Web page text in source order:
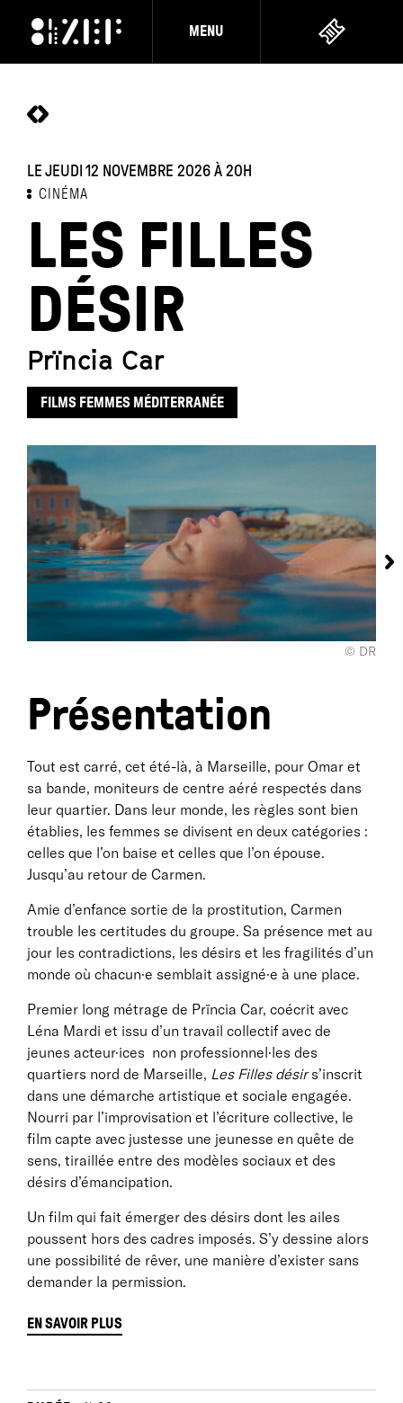
MENU
LE JEUDI 12 NOVEMBRE 2026 À 20H
CINÉMA
LES FILLES
DÉSIR
Prïncia Car
FILMS FEMMES MÉDITERRANÉE
© DR
Présentation
Tout est carré, cet été-là, à Marseille, pour Omar et
sa bande, moniteurs de centre aéré respectés dans
leur quartier. Dans leur monde, les règles sont bien
établies, les femmes se divisent en deux catégories :
celles que l’on baise et celles que l’on épouse.
Jusqu’au retour de Carmen.
Amie d’enfance sortie de la prostitution, Carmen
trouble les certitudes du groupe. Sa présence met au
jour les contradictions, les désirs et les fragilités d’un
monde où chacun·e semblait assigné·e à une place.
Premier long métrage de Prïncia Car, coécrit avec
Léna Mardi et issu d’un travail collectif avec de
jeunes acteur·ices non professionnel·les des
quartiers nord de Marseille, Les Filles désirs’inscrit
dans une démarche artistique et sociale engagée.
Nourri par l’improvisation et l’écriture collective, le
film capte avec justesse une jeunesse en quête de
sens, tiraillée entre des modèles sociaux et des
désirs d’émancipation.
Un film qui fait émerger des désirs dont les ailes
poussent hors des cadres imposés. S’y dessine alors
une possibilité de rêver, une manière d’exister sans
demander la permission.
EN SAVOIR PLUS